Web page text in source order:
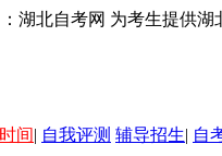
湖北自考网 为考生提供
间| 自我评测 辅导招生| 自